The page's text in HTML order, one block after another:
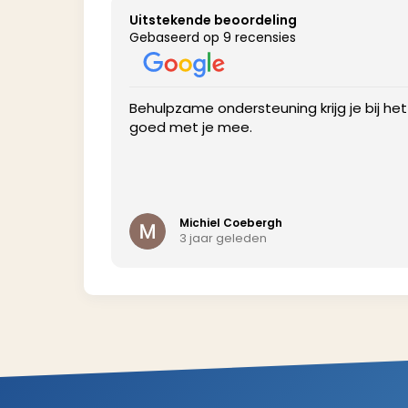
Uitstekende beoordeling
Gebaseerd op 9 recensies
Behulpzame ondersteuning krijg je bij
goed met je mee.
Michiel Coebergh
3 jaar geleden